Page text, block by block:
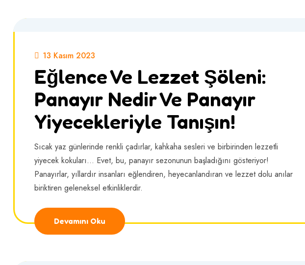
13 Kasım 2023
Eğlence Ve Lezzet Şöleni:
Panayır Nedir Ve Panayır
Yiyecekleriyle Tanışın!
Sıcak yaz günlerinde renkli çadırlar, kahkaha sesleri ve birbirinden lezzetli
yiyecek kokuları… Evet, bu, panayır sezonunun başladığını gösteriyor!
Panayırlar, yıllardır insanları eğlendiren, heyecanlandıran ve lezzet dolu anılar
biriktiren geleneksel etkinliklerdir.
Devamını Oku